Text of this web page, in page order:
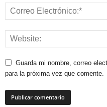
Guarda mi nombre, correo
para la próxima vez que comente.